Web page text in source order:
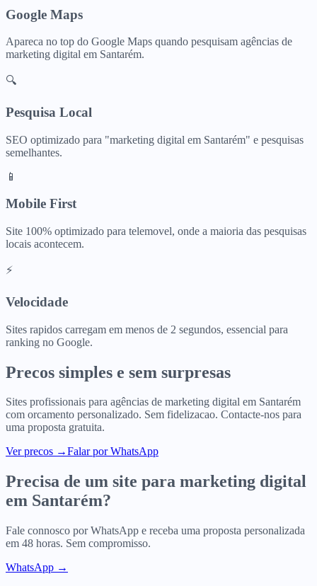
Google Maps
Apareca no top do Google Maps quando pesquisam agências de
marketing digital em Santarém.
🔍
Pesquisa Local
SEO optimizado para "marketing digital em Santarém" e pesquisas
semelhantes.
📱
Mobile First
Site 100% optimizado para telemovel, onde a maioria das pesquisas
locais acontecem.
⚡
Velocidade
Sites rapidos carregam em menos de 2 segundos, essencial para
ranking no Google.
Precos simples e sem surpresas
Sites profissionais para agências de marketing digital em Santarém
com orcamento personalizado. Sem fidelizacao. Contacte-nos para
uma proposta gratuita.
Ver precos →Falar por WhatsApp
Precisa de um site para marketing digital
em Santarém?
Fale connosco por WhatsApp e receba uma proposta personalizada
em 48 horas. Sem compromisso.
WhatsApp →